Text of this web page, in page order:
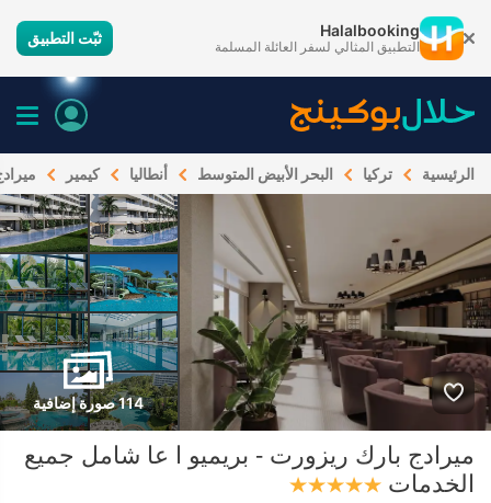
Halalbooking
التطبيق المثالي لسفر العائلة المسلمة ثبّت التطبيق
الرئيسية تركيا البحر الأبيض المتوسط أنطاليا كيمير
114 صورة إضافية
ميرادج بارك ريزورت - بريميو ا عا شامل جميع
الخدمات